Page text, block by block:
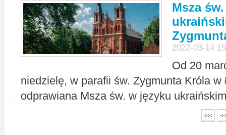
Msza
2022-03-14
Od 20
niedzielę, w parafii św. Zygmunta Króla w
odprawiana Msza św. w języku
|<< <<